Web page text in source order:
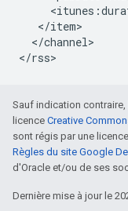
<itunes :
</item
</channel>
</rss>
Sauf indication
licence Creative
sont régis par une licence
Règles du site Google
d'Oracle et/ou de ses
Dernière mise à jour le